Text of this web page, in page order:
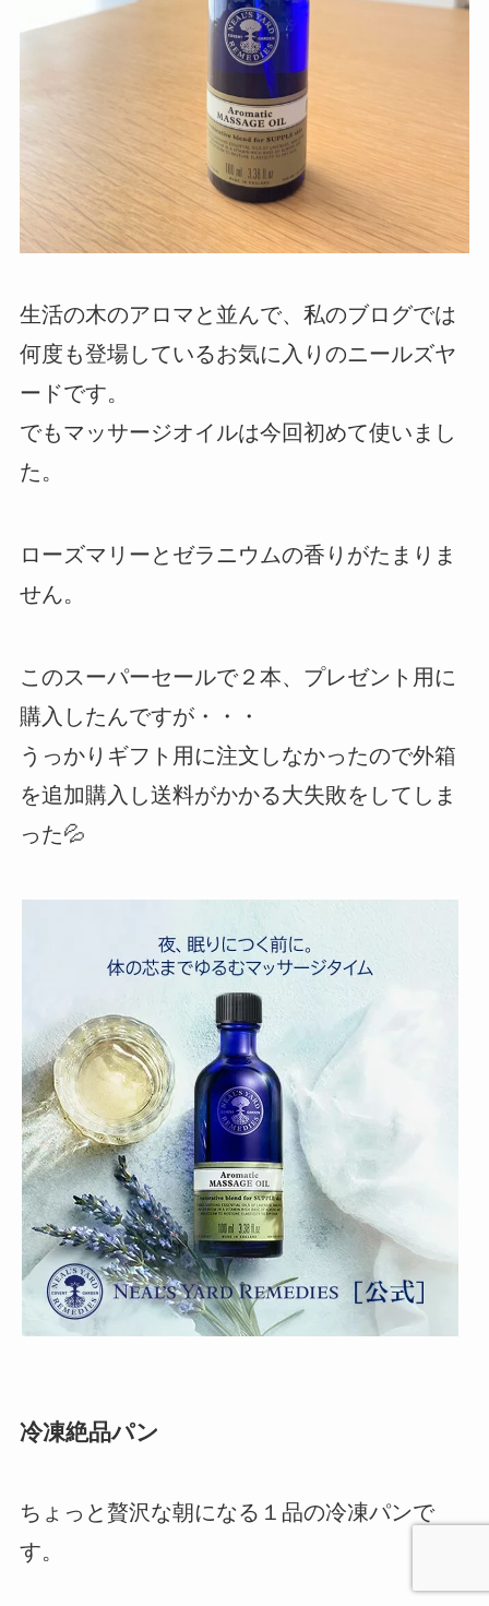
生活の木のアロマと並んで、私のブログでは
何度も登場しているお気に入りのニールズヤ
ードです。
でもマッサージオイルは今回初めて使いまし
た。
ローズマリーとゼラニウムの香りがたまりま
せん。
このスーパーセールで２本、プレゼント用に
購入したんですが・・・
うっかりギフト用に注文しなかったので外箱
を追加購入し送料がかかる大失敗をしてしま
った💦
冷凍絶品パン
ちょっと贅沢な朝になる１品の冷凍パンで
す。